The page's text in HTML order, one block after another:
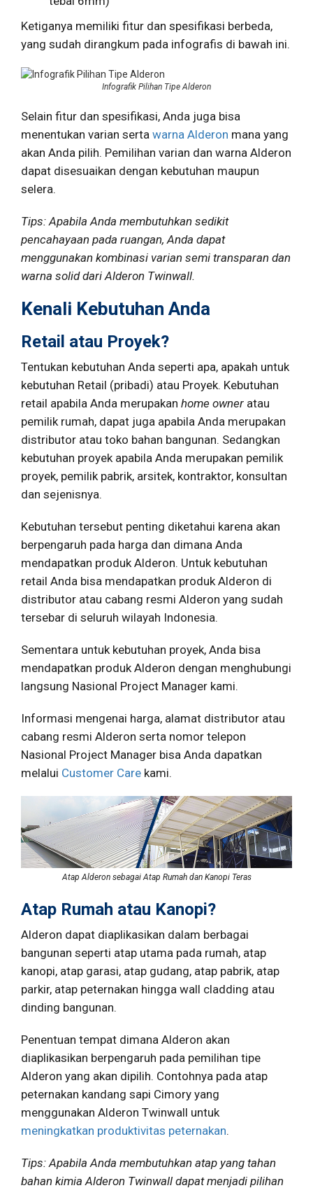
Ketiganya memiliki fitur dan spesifikasi berbeda,
yang sudah dirangkum pada infografis di bawah ini.
Infografik Pilihan Tipe Alderon
Selain fitur dan spesifikasi, Anda juga bisa
menentukan varian serta warna Alderon mana yang
akan Anda pilih. Pemilihan varian dan warna Alderon
dapat disesuaikan dengan kebutuhan maupun
selera.
Tips: Apabila Anda membutuhkan sedikit
pencahayaan pada ruangan, Anda dapat
menggunakan kombinasi varian semi transparan dan
warna solid dari Alderon Twinwall.
Kenali Kebutuhan Anda
Retail atau Proyek?
Tentukan kebutuhan Anda seperti apa, apakah untuk
kebutuhan Retail (pribadi) atau Proyek. Kebutuhan
retail apabila Anda merupakan home owner atau
pemilik rumah, dapat juga apabila Anda merupakan
distributor atau toko bahan bangunan. Sedangkan
kebutuhan proyek apabila Anda merupakan pemilik
proyek, pemilik pabrik, arsitek, kontraktor, konsultan
dan sejenisnya.
Kebutuhan tersebut penting diketahui karena akan
berpengaruh pada harga dan dimana Anda
mendapatkan produk Alderon. Untuk kebutuhan
retail Anda bisa mendapatkan produk Alderon di
distributor atau cabang resmi Alderon yang sudah
tersebar di seluruh wilayah Indonesia.
Sementara untuk kebutuhan proyek, Anda bisa
mendapatkan produk Alderon dengan menghubungi
langsung Nasional Project Manager kami.
Informasi mengenai harga, alamat distributor atau
cabang resmi Alderon serta nomor telepon
Nasional Project Manager bisa Anda dapatkan
melalui Customer Care kami.
Atap Alderon sebagai Atap Rumah dan Kanopi Teras
Atap Rumah atau Kanopi?
Alderon dapat diaplikasikan dalam berbagai
bangunan seperti atap utama pada rumah, atap
kanopi, atap garasi, atap gudang, atap pabrik, atap
parkir, atap peternakan hingga wall cladding atau
dinding bangunan.
Penentuan tempat dimana Alderon akan
diaplikasikan berpengaruh pada pemilihan tipe
Alderon yang akan dipilih. Contohnya pada atap
peternakan kandang sapi Cimory yang
menggunakan Alderon Twinwall untuk
meningkatkan produktivitas peternakan.
Tips: Apabila Anda membutuhkan atap yang tahan
bahan kimia Alderon Twinwall dapat menjadi pilihan